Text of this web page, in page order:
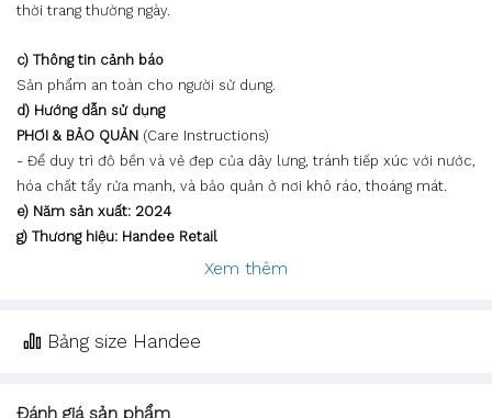
thời trang thường ngày.
c) Thông tin cảnh báo
Sản phẩm an toàn cho người sử dụng.
d) Hướng dẫn sử dụng
PHƠI & BẢO QUẢN (Care Instructions)
- Để duy trì độ bền và vẻ đẹp của dây lưng, tránh tiếp xúc với nước,
hóa chất tẩy rửa mạnh, và bảo quản ở nơi khô ráo, thoáng mát.
e) Năm sản xuất: 2024
g) Thương hiệu: Handee Retail
Xem thêm
Bảng size Handee
Đánh giá sản phẩm